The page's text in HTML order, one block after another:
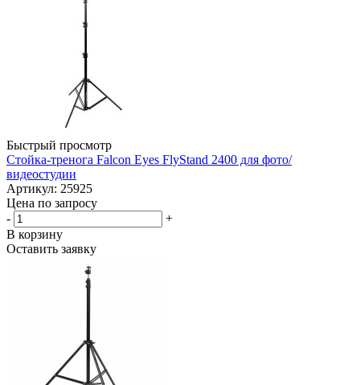
Быстрый просмотр
Стойка-тренога Falcon Eyes FlyStand 2400 для фото/
видеостудии
Артикул: 25925
Цена по запросу
-
+
В корзину
Оставить заявку